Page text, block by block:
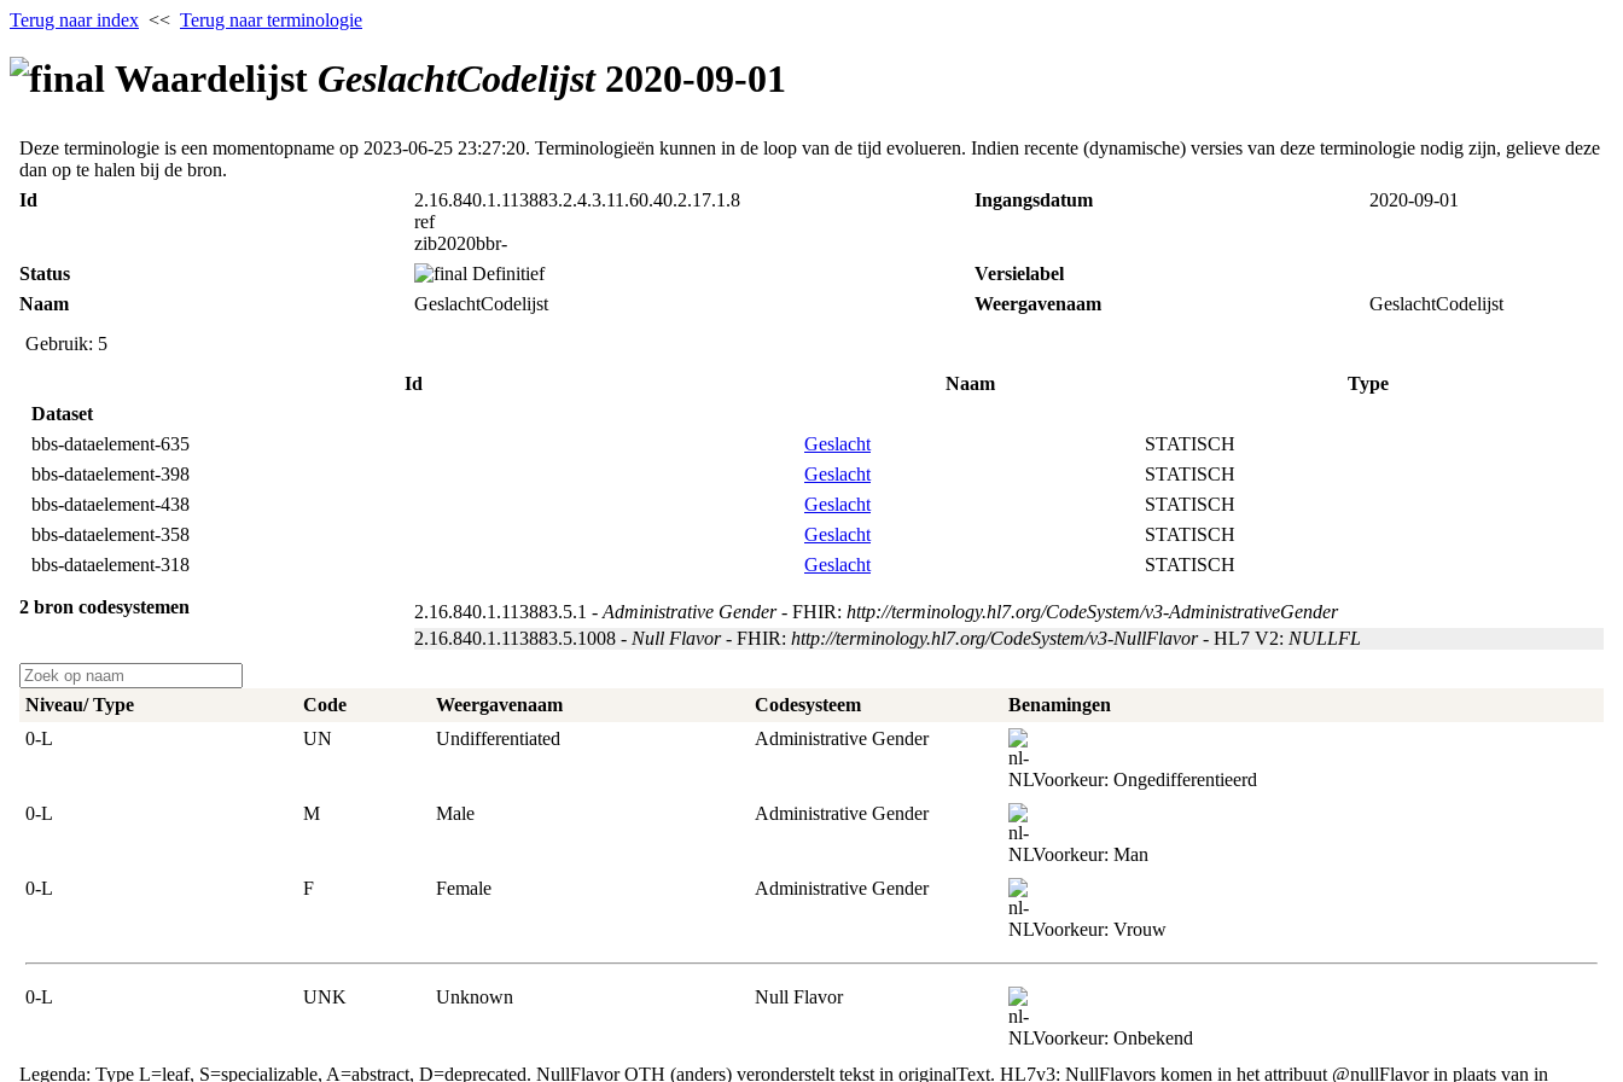
Terug naar index << Terug naar terminologie
Waardelijst GeslachtCodelijst2020‑09‑01
Deze terminologie is een momentopname op 2023‑06‑25 23:27:20. Terminologieën kunnen in de loop van de tijd evolueren. Indien recente (dynamische) versies van deze terminologie nodig zijn, gelieve deze
dan op te halen bij de bron.
Id
2.16.840.1.113883.2.4.3.11.60.40.2.17.1.8
ref
zib2020bbr-
Ingangsdatum 2020‑09‑01
Status Definitief
Versielabel
Naam
GeslachtCodelijst Weergavenaam
GeslachtCodelijst
Gebruik: 5
Id
Naam
Type
Dataset
bbs-dataelement-635
Geslacht
STATISCH
bbs-dataelement-398
Geslacht
STATISCH
bbs-dataelement-438
Geslacht
STATISCH
bbs-dataelement-358
Geslacht
STATISCH
bbs-dataelement-318
Geslacht STATISCH
2 bron codesystemen 2.16.840.1.113883.5.1 - Administrative Gender- FHIR: http://terminology.hl7.org/CodeSystem/v3-AdministrativeGender
2.16.840.1.113883.5.1008 - Null Flavor- FHIR: http://terminology.hl7.org/CodeSystem/v3-NullFlavor- HL7 V2: NULLFL
Niveau/ Type Code Weergavenaam Codesysteem
Benamingen
0‑L
UN Undifferentiated
Administrative Gender
Voorkeur: Ongedifferentieerd
0‑L
M Male
Administrative Gender
Voorkeur: Man
0‑L
F Female
Administrative Gender
Voorkeur: Vrouw
0‑L UNK Unknown
Null Flavor
Voorkeur: Onbekend
Legenda: Type L=leaf, S=specializable, A=abstract, D=deprecated. NullFlavor OTH (anders) veronderstelt tekst in originalText. HL7v3: NullFlavors komen in het attribuut @nullFlavor in plaats van in